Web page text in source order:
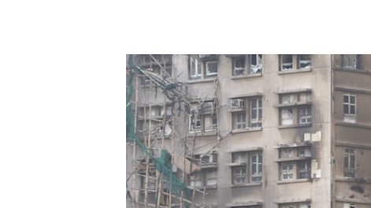
宏福苑火災，有業主早前聯署要求合安召開業主大會，解